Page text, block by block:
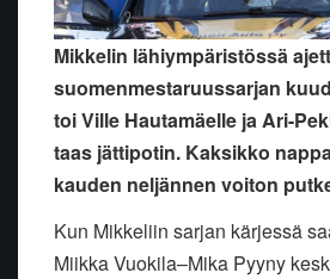
Mikkelin lähiympäristössä
suomenmestaruussarjan
toi Ville Hautamäelle ja Ari-
taas jättipotin. Kaksikko
kauden neljännen voiton
Kun Mikkeliin sarjan kärjessä
Miikka Vuokila–Mika Pyyny